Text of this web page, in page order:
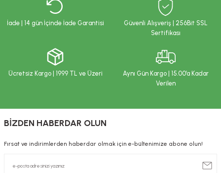
İade | 14 gün İçinde İade Garantisi
Güvenli Alışveriş | 256Bit SSL
Sertifikası
Ücretsiz Kargo | 1999 TL ve Üzeri
Aynı Gün Kargo | 15.00’a Kadar
Verilen
BİZDEN HABERDAR OLUN
Fırsat ve indirimlerden haberdar olmak için e-bültenimize abone olun!